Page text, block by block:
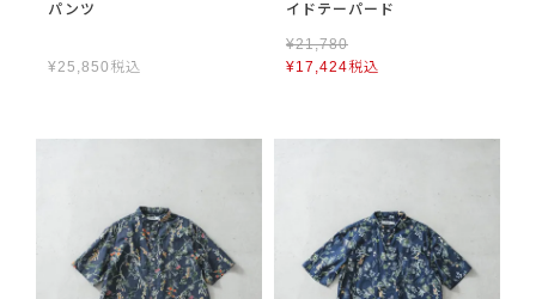
パンツ
¥25,850 税込
イドテーパード
¥21,780
¥17,424税込